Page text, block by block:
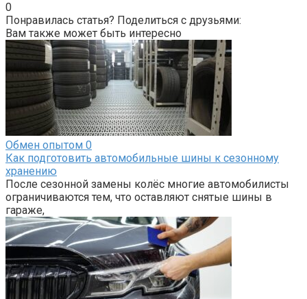
0
Понравилась статья? Поделиться с друзьями:
Вам также может быть интересно
Обмен опытом 0
Как подготовить автомобильные шины к сезонному
хранению
После сезонной замены колёс многие автомобилисты
ограничиваются тем, что оставляют снятые шины в
гараже,